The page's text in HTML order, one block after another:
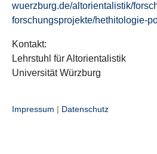
wuerzburg.de/altorientalistik/
forschungsprojekte/hethitologie-
Kontakt:
Lehrstuhl für Altorientalistik
Universität Würzburg
Impressum | Datenschutz